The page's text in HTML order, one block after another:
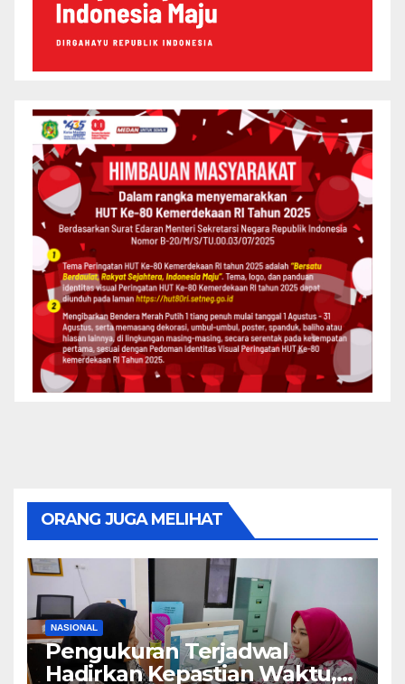
ORANG JUGA MELIHAT
NASIONAL
Pengukuran Terjadwal
Hadirkan Kepastian Waktu,